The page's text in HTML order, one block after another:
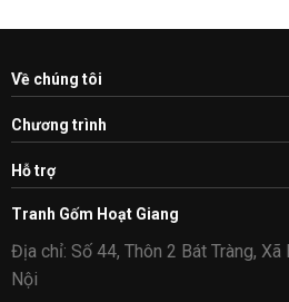
Về chúng tôi
Chương trình
Hỗ trợ
Tranh Gốm Hoạt Giang
Địa chỉ: Số 44, Thôn 2 Bát Tràng, Xã
Nội